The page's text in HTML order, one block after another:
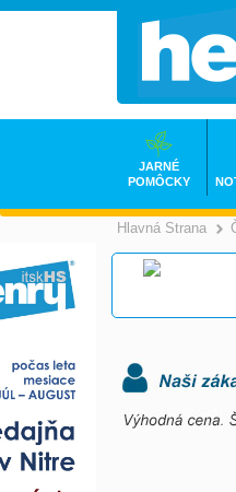
Hlavná Strana
JARNÉ
POMÔCKY